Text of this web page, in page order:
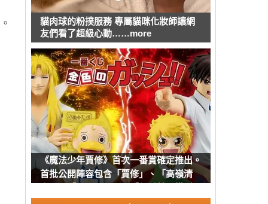
貓肉球的粉撲服務 專屬貓咪化妝師讓網
友們看了超級心動……more
《魔法少年賈修》首次一番賞確定推出。
首批公開陣容包含「賈修」、「高嶺清